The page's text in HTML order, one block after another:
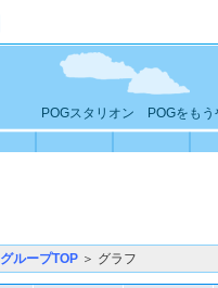
POGスタリオン POGをもう
グループTOP ＞ グラフ